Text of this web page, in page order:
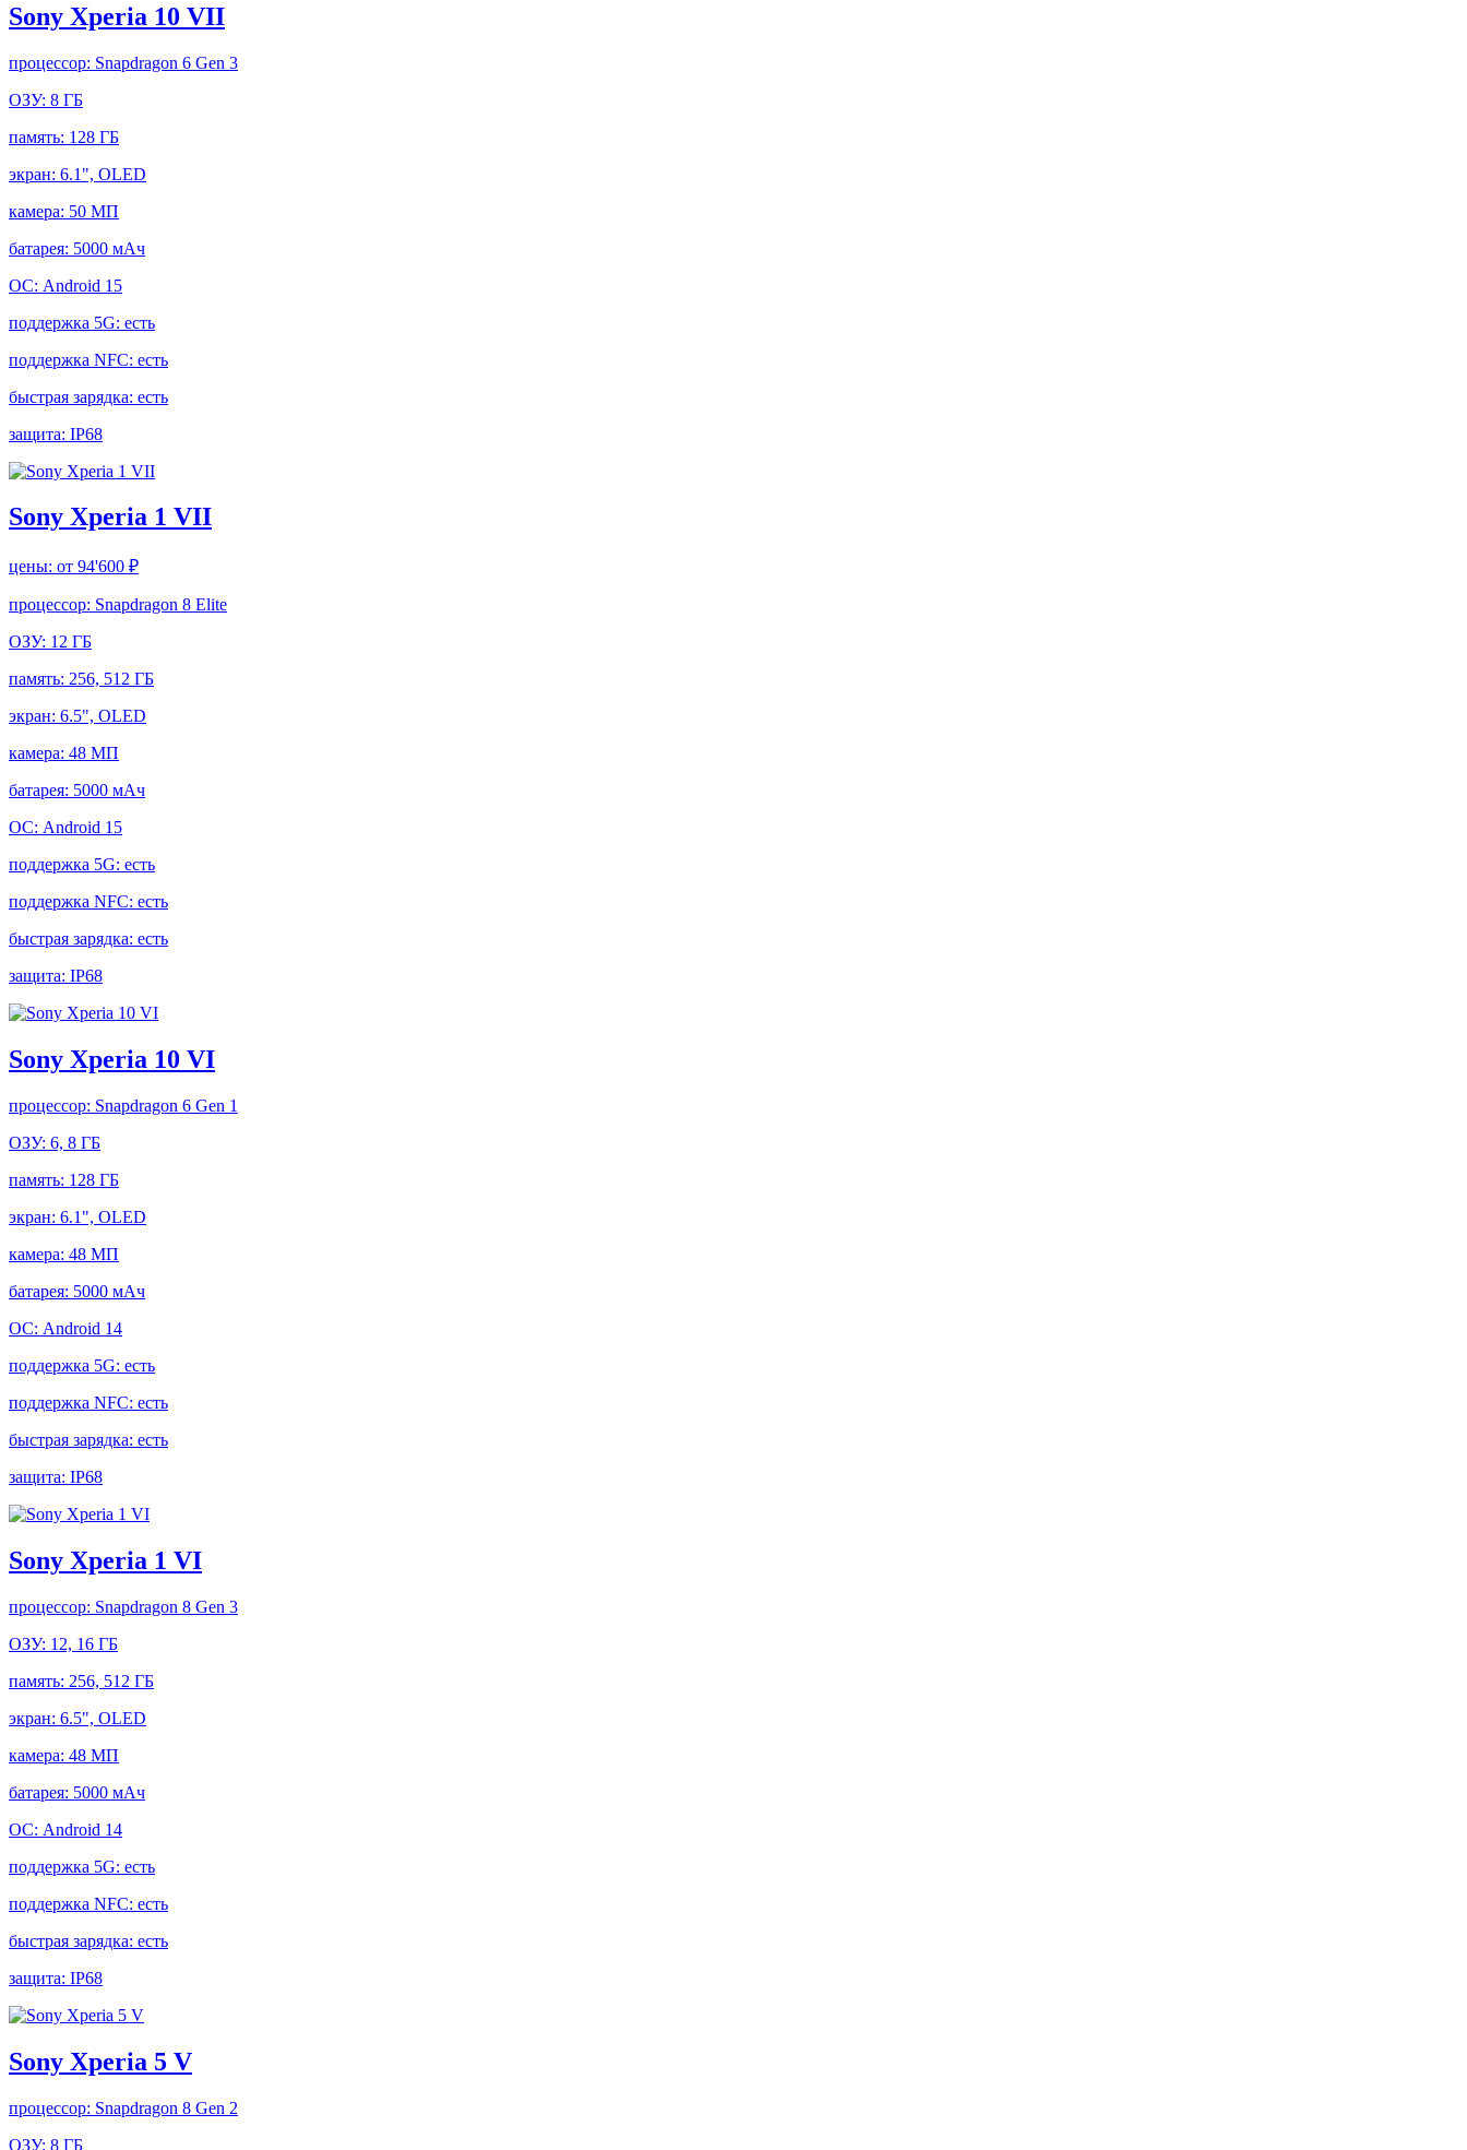
Sony Xperia 10 VII
процессор: Snapdragon 6 Gen 3
ОЗУ: 8 ГБ
память: 128 ГБ
экран: 6.1", OLED
камера: 50 МП
батарея: 5000 мАч
ОС: Android 15
поддержка 5G: есть
поддержка NFC: есть
быстрая зарядка: есть
защита: IP68
Sony Xperia 1 VII
цены: от 94'600 ₽
процессор: Snapdragon 8 Elite
ОЗУ: 12 ГБ
память: 256, 512 ГБ
экран: 6.5", OLED
камера: 48 МП
батарея: 5000 мАч
ОС: Android 15
поддержка 5G: есть
поддержка NFC: есть
быстрая зарядка: есть
защита: IP68
Sony Xperia 10 VI
процессор: Snapdragon 6 Gen 1
ОЗУ: 6, 8 ГБ
память: 128 ГБ
экран: 6.1", OLED
камера: 48 МП
батарея: 5000 мАч
ОС: Android 14
поддержка 5G: есть
поддержка NFC: есть
быстрая зарядка: есть
защита: IP68
Sony Xperia 1 VI
процессор: Snapdragon 8 Gen 3
ОЗУ: 12, 16 ГБ
память: 256, 512 ГБ
экран: 6.5", OLED
камера: 48 МП
батарея: 5000 мАч
ОС: Android 14
поддержка 5G: есть
поддержка NFC: есть
быстрая зарядка: есть
защита: IP68
Sony Xperia 5 V
процессор: Snapdragon 8 Gen 2
ОЗУ: 8 ГБ